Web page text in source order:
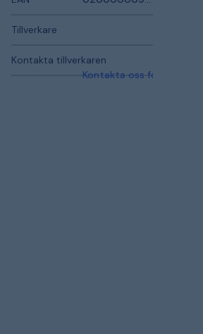
Tillverkare
Kontakta tillverkaren
Kontakta oss för mer